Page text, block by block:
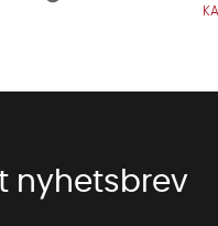
nyhetsbrev